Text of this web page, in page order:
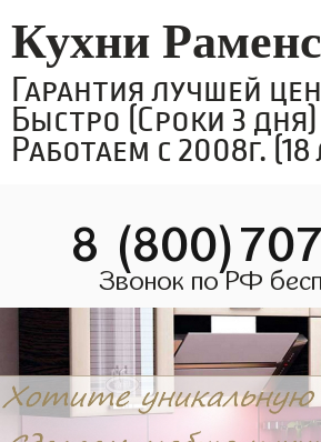
Кухни
Гарантия лучшей
Быстро (Сроки 3 дня)
Работаем с 2008г. (18
8
Звонок по РФ